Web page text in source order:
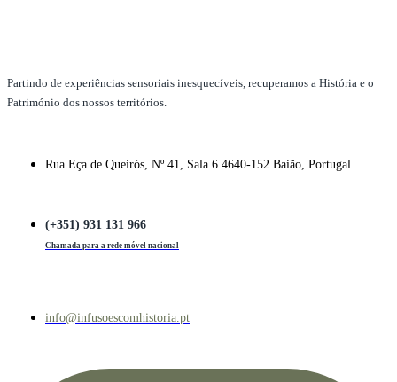
Partindo de experiências sensoriais inesquecíveis, recuperamos a História e o
Património dos nossos territórios.
Rua Eça de Queirós, Nº 41, Sala 6 4640-152 Baião, Portugal
(+351) 931 131 966
Chamada para a rede móvel nacional
info@infusoescomhistoria.pt